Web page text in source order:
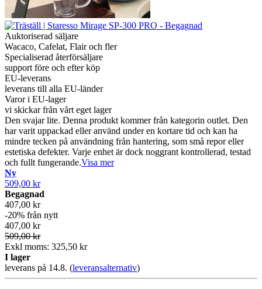
Auktoriserad säljare
Wacaco, Cafelat, Flair och fler
Specialiserad återförsäljare
support före och efter köp
EU-leverans
leverans till alla EU-länder
Varor i EU-lager
vi skickar från vårt eget lager
Den svajar lite. Denna produkt kommer från kategorin outlet. Den
har varit uppackad eller använd under en kortare tid och kan ha
mindre tecken på användning från hantering, som små repor eller
estetiska defekter. Varje enhet är dock noggrant kontrollerad, testad
och fullt fungerande.Visa mer
Ny
509,00 kr
Begagnad
407,00 kr
-20% från nytt
407,00 kr
509,00 kr
Exkl moms: 325,50 kr
I lager
leverans på 14.8. (leveransalternativ)